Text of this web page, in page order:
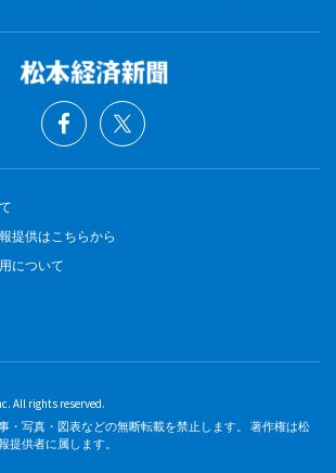
提供はこちらから
について
All rights reserved.
・写真・図表などの無断転載を禁止します。 著作権は松
提供者に属します。